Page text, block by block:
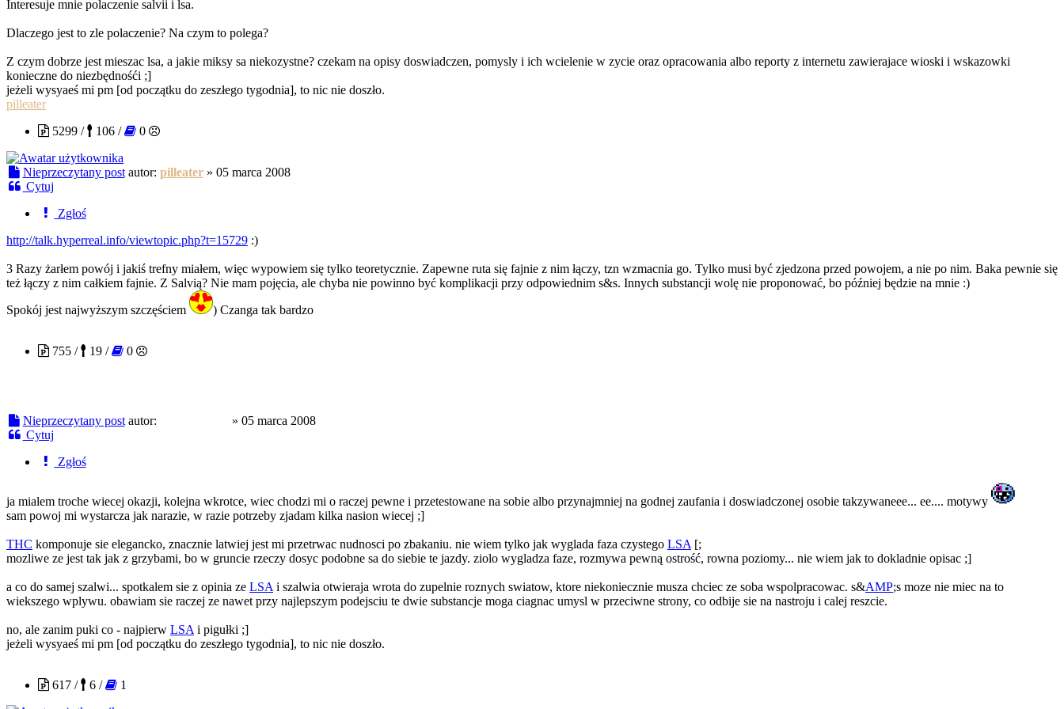
Interesuje mnie polaczenie salvii i lsa.
Dlaczego jest to zle polaczenie? Na czym to polega?
Z czym dobrze jest mieszac lsa, a jakie miksy sa niekozystne? czekam na opisy doswiadczen, pomysly i ich wcielenie w zycie oraz opracowania albo reporty z internetu zawierajace wioski i wskazowki
konieczne do niezbędnośći ;]
jeżeli wysyaeś mi pm [od początku do zeszłego tygodnia], to nic nie doszło.
pilleater
5299 /
106 / 0
Nieprzeczytany post autor: pilleater» 05 marca 2008
Cytuj
Zgłoś
http://talk.hyperreal.info/viewtopic.php?t=15729 :)
3 Razy żarłem powój i jakiś trefny miałem, więc wypowiem się tylko teoretycznie. Zapewne ruta się fajnie z nim łączy, tzn wzmacnia go. Tylko musi być zjedzona przed powojem, a nie po nim. Baka pewnie się
też łączy z nim całkiem fajnie. Z Salvią? Nie mam pojęcia, ale chyba nie powinno być komplikacji przy odpowiednim s&s. Innych substancji wolę nie proponować, bo później będzie na mnie :)
Spokój jest najwyższym szczęściem
) Czanga tak bardzo
755 /
19 / 0
Nieprzeczytany post autor: » 05 marca 2008
Cytuj
Zgłoś
ja mialem troche wiecej okazji, kolejna wkrotce, wiec chodzi mi o raczej pewne i przetestowane na sobie albo przynajmniej na godnej zaufania i doswiadczonej osobie takzywaneee... ee.... motywy
sam powoj mi wystarcza jak narazie, w razie potrzeby zjadam kilka nasion wiecej ;]
THC komponuje sie elegancko, znacznie latwiej jest mi przetrwac nudnosci po zbakaniu. nie wiem tylko jak wyglada faza czystego LSA [;
mozliwe ze jest tak jak z grzybami, bo w gruncie rzeczy dosyc podobne sa do siebie te jazdy. ziolo wygladza faze, rozmywa pewną ostrość, rowna poziomy... nie wiem jak to dokladnie opisac ;]
a co do samej szalwi... spotkalem sie z opinia ze LSA i szalwia otwieraja wrota do zupelnie roznych swiatow, ktore niekoniecznie musza chciec ze soba wspolpracowac. s&AMP;s moze nie miec na to
wiekszego wplywu. obawiam sie raczej ze nawet przy najlepszym podejsciu te dwie substancje moga ciagnac umysl w przeciwne strony, co odbije sie na nastroju i calej reszcie.
no, ale zanim puki co - najpierw LSA i pigułki ;]
jeżeli wysyaeś mi pm [od początku do zeszłego tygodnia], to nic nie doszło.
617 /
6 / 1